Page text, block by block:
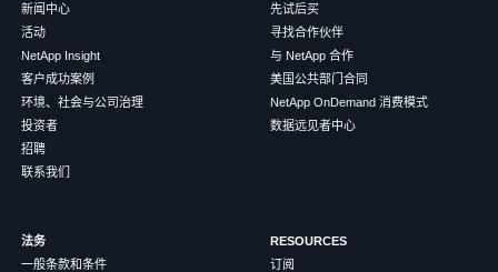
新闻中心
活动
NetApp Insight
客户成功案例
环境、社会与公司治理
投资者
招聘
联系我们
先试后买
寻找合作伙伴
与 NetApp 合作
美国公共部门合同
NetApp OnDemand 消费模式
数据远见者中心
法务
一般条款和条件
RESOURCES
订阅